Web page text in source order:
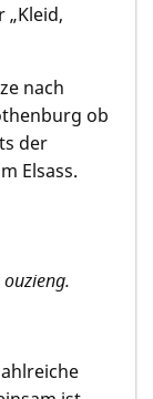
nach
ob
der
Elsass.